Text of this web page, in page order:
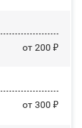
от 200 ₽
от 300 ₽